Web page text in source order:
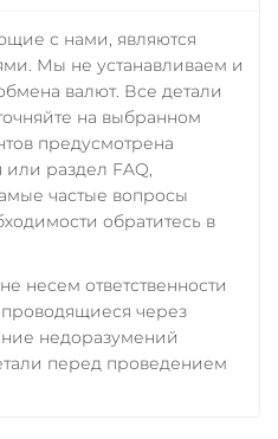
с нами, являются
Мы не устанавливаем и
валют. Все детали
на выбранном
предусмотрена
раздел FAQ,
частые вопросы
обратитесь в
несем ответственности
через
недоразумений
перед проведением